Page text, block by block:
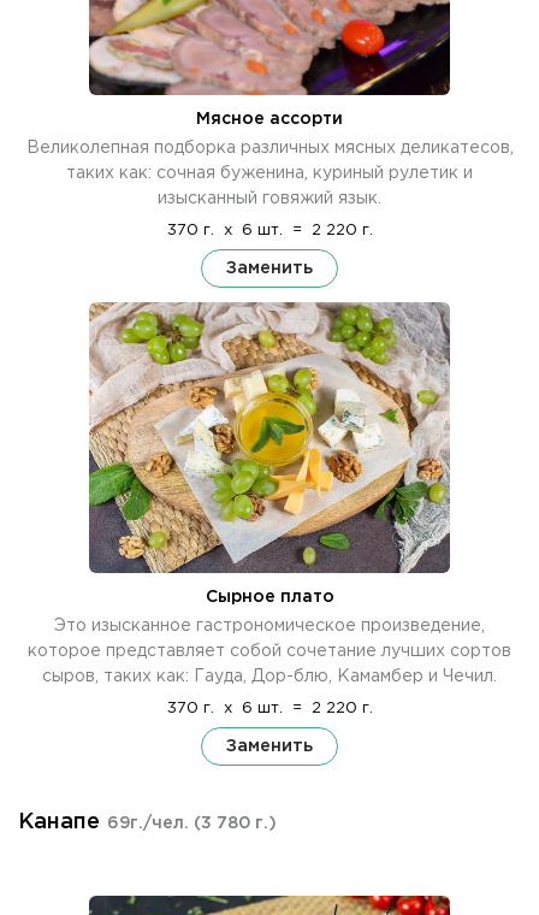
Мясное ассорти
Великолепная подборка различных мясных деликатесов,
таких как: сочная буженина, куриный рулетик и
изысканный говяжий язык.
370 г. x 6 шт. = 2 220 г.
Заменить
Сырное плато
Это изысканное гастрономическое произведение,
которое представляет собой сочетание лучших сортов
сыров, таких как: Гауда, Дор-блю, Камамбер и Чечил.
370 г. x 6 шт. = 2 220 г.
Заменить
Канапе 69г./чел. (3 780 г.)